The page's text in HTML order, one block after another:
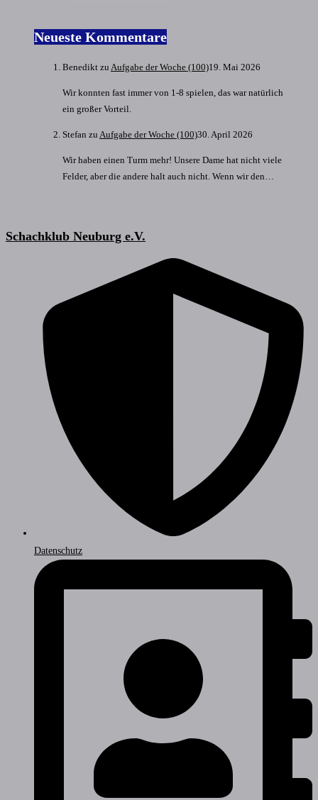
Neueste Kommentare
Benedikt zu Aufgabe der Woche (100)19. Mai 2026
Wir konnten fast immer von 1-8 spielen, das war natürlich
ein großer Vorteil.
Stefan zu Aufgabe der Woche (100)30. April 2026
Wir haben einen Turm mehr! Unsere Dame hat nicht viele
Felder, aber die andere halt auch nicht. Wenn wir den…
Schachklub Neuburg e.V.
Datenschutz